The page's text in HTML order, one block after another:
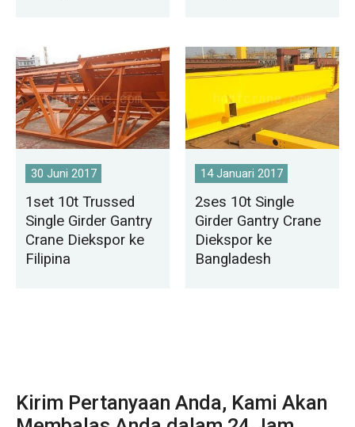
30 Juni 2017
1set 10t Trussed
Single Girder Gantry
Crane Diekspor ke
Filipina
14 Januari 2017
2ses 10t Single
Girder Gantry Crane
Diekspor ke
Bangladesh
Kirim Pertanyaan Anda, Kami Akan